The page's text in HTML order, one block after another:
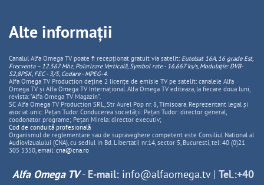
Alte informații
Canalul Alfa Omega TV poate fi recepționat gratuit via satelit: Eutelsat 16A, 16 grade Est,
Frecventa – 12.567 Mhz, PolarizareVerticală, Symbol rate - 16.667 ks/s, Modulație: DVB-
S2,8PSK, FEC - 3/5, Codare - MPEG-4.
Alfa Omega TV Production deține 2 licențe de emisie TV pe satelit: canalele Alfa
Omega TV și Alfa Omega TV Internațional. Alfa Omega TV editeaza, la fiecare doua luni,
revista: "Alfa Omega TV Magazin".
SC Alfa Omega TV Production SRL, Str Aurel Pop nr. 8, Timisoara. Reprezentant legal și
asociat unic: Pețan Tudor. Conducerea societății: Pețan Tudor: director general,
coodonator programe; Pețan Mirela: director executiv;
Cod de conduită profesională
Organismul de reglementare sau de supraveghere competent este Consiliul National al
Audiovizualului (CNA), cu sediul in Bd. Libertatii nr.14, sector 5, Bucuresti, tel: 40 (0)21
305 5350, email: cna@cna.ro
Alfa Omega TV- E-mail: info@alfaomega.tv| Tel.:+40